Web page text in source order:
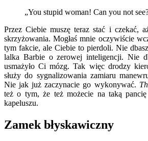
„You stupid woman! Can you not
Przez Ciebie muszę teraz stać i czekać,
skrzyżowania. Mogłaś mnie oczywiście
tym fakcie, ale Ciebie to pierdoli. Nie
lalka Barbie o zerowej inteligencji. Nie
usmażyło Ci mózg. Tak więc drodzy
służy do sygnalizowania zamiaru
Nie jak już zaczynacie go wykonywać.
też o tym, że też możecie na taką
kapeluszu.
Zamek błyskawiczny